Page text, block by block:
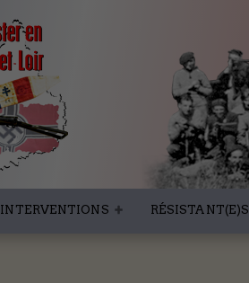
INTERVENTIONS RÉSISTANT(E)S